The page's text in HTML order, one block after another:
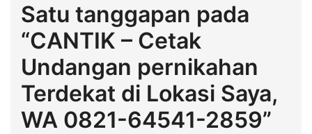
Satu tanggapan pada
“CANTIK – Cetak
Undangan pernikahan
Terdekat di Lokasi Saya,
WA 0821-64541-2859”